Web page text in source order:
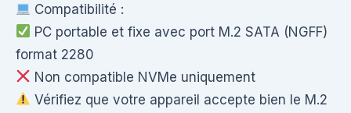
Compatibilité :
PC portable et fixe avec port M.2 SATA (NGFF)
format 2280
Non compatible NVMe uniquement
Vérifiez que votre appareil accepte bien le M.2